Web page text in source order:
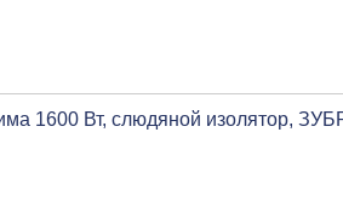
1600 Вт, слюдяной изолятор,